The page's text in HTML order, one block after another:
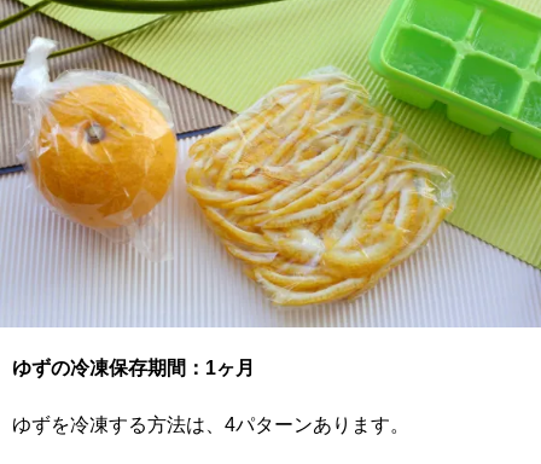
ゆずの冷凍保存期間：1ヶ月
ゆずを冷凍する方法は、4パターンあります。